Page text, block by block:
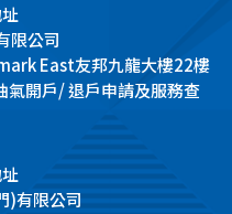
限公司
East友邦九龍大樓22樓
開戶/ 退戶申請及服務查
)有限公司